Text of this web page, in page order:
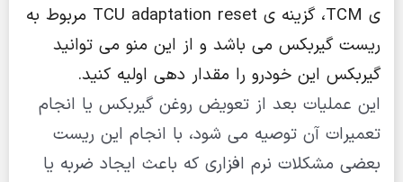
ی TCM، گزینه ی TCU adaptation reset مربوط به
ریست گیربکس می باشد و از این منو می توانید
گیربکس این خودرو را مقدار دهی اولیه کنید.
این عملیات بعد از تعویض روغن گیربکس یا انجام
تعمیرات آن توصیه می شود، با انجام این ریست
بعضی مشکلات نرم افزاری که باعث ایجاد ضربه یا